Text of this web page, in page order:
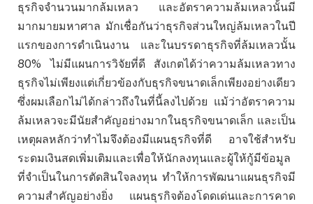
ธุรกิจจำนวนมากล้มเหลว และอัตราความล้มเหลวนั้นมี
มากมายมหาศาล มักเชื่อกันว่าธุรกิจส่วนใหญ่ล้มเหลวในปี
แรกของการดำเนินงาน และในบรรดาธุรกิจที่ล้มเหลวนั้น
80% ไม่มีแผนการวิจัยที่ดี สังเกตได้ว่าความล้มเหลวทาง
ธุรกิจไม่เพียงแต่เกี่ยวข้องกับธุรกิจขนาดเล็กเพียงอย่างเดียว
ซึ่งผมเลือกไม่ได้กล่าวถึงในที่นี้ลงไปด้วย แม้ว่าอัตราความ
ล้มเหลวจะมีนัยสำคัญอย่างมากในธุรกิจขนาดเล็ก และเป็น
เหตุผลหลักว่าทำไมจึงต้องมีแผนธุรกิจที่ดี อาจใช้สำหรับ
ระดมเงินสดเพิ่มเติมและเพื่อให้นักลงทุนและผู้ให้กู้มีข้อมูล
ที่จำเป็นในการตัดสินใจลงทุน ทำให้การพัฒนาแผนธุรกิจมี
ความสำคัญอย่างยิ่ง แผนธุรกิจต้องโดดเด่นและการคาด